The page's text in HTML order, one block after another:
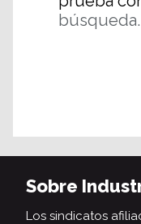
búsqueda.
Sobre
Los sindicatos